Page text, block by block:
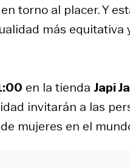
torno al placer. Y
más equitativa
en la tienda Japi
invitarán a las
mujeres en el